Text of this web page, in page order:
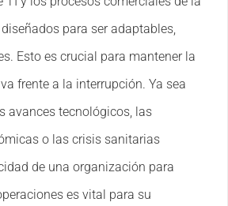
para ser adaptables,
Esto es crucial para mantener la
frente a la interrupción. Ya sea
avances tecnológicos, las
o las crisis sanitarias
de una organización para
es vital para su